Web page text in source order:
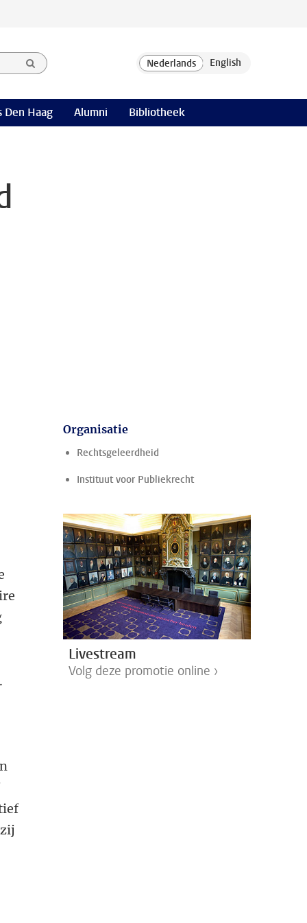
Den Haag Alumni Bibliotheek
Organisatie
Rechtsgeleerdheid
Instituut voor Publiekrecht
Livestream
Volg deze promotie online ›